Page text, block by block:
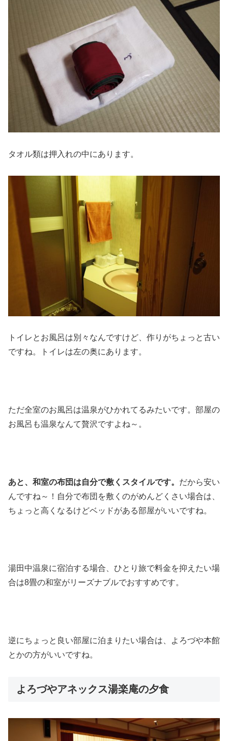
タオル類は押入れの中にあります。
トイレとお風呂は別々なんですけど、作りがちょっと古い
ですね。トイレは左の奥にあります。
ただ全室のお風呂は温泉がひかれてるみたいです。部屋の
お風呂も温泉なんて贅沢ですよね～。
あと、和室の布団は自分で敷くスタイルです。 だから安い
んですね～！自分で布団を敷くのがめんどくさい場合は、
ちょっと高くなるけどベッドがある部屋がいいですね。
湯田中温泉に宿泊する場合、ひとり旅で料金を抑えたい場
合は8畳の和室がリーズナブルでおすすめです。
逆にちょっと良い部屋に泊まりたい場合は、よろづや本館
とかの方がいいですね。
よろづやアネックス湯楽庵の夕食